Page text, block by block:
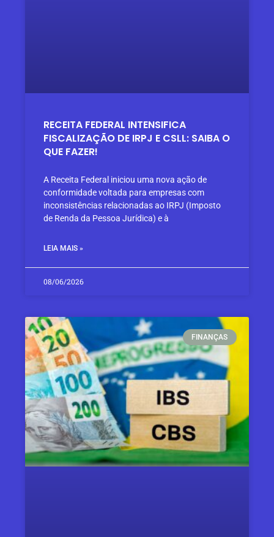
RECEITA FEDERAL INTENSIFICA
FISCALIZAÇÃO DE IRPJ E CSLL: SAIBA O
QUE FAZER!
A Receita Federal iniciou uma nova ação de
conformidade voltada para empresas com
inconsistências relacionadas ao IRPJ (Imposto
de Renda da Pessoa Jurídica) e à
LEIA MAIS »
08/06/2026
FINANÇAS​